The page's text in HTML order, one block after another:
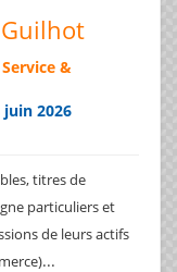
&
juin 2026
titres de
particuliers et
de leurs actifs
...